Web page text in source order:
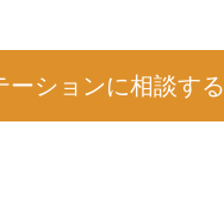
ーションに相談する